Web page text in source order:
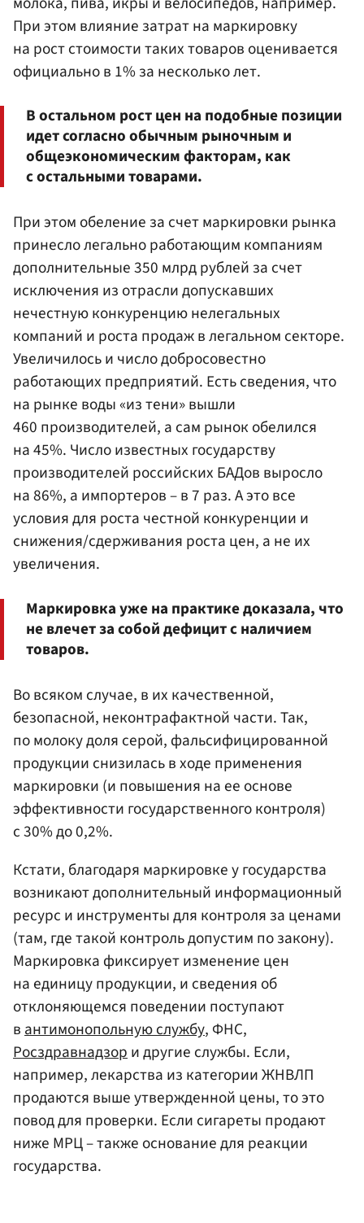
При этом влияние затрат на маркировку
на рост стоимости таких товаров оценивается
официально в 1% за несколько лет.
В остальном рост цен на подобные позиции
идет согласно обычным рыночным и
общеэкономическим факторам, как
с остальными товарами.
При этом обеление за счет маркировки рынка
принесло легально работающим компаниям
дополнительные 350 млрд рублей за счет
исключения из отрасли допускавших
нечестную конкуренцию нелегальных
компаний и роста продаж в легальном секторе.
Увеличилось и число добросовестно
работающих предприятий. Есть сведения, что
на рынке воды «из тени» вышли
460 производителей, а сам рынок обелился
на 45%. Число известных государству
производителей российских БАДов выросло
на 86%, а импортеров – в 7 раз. А это все
условия для роста честной конкуренции и
снижения/сдерживания роста цен, а не их
увеличения.
Маркировка уже на практике доказала, что
не влечет за собой дефицит с наличием
товаров.
Во всяком случае, в их качественной,
безопасной, неконтрафактной части. Так,
по молоку доля серой, фальсифицированной
продукции снизилась в ходе применения
маркировки (и повышения на ее основе
эффективности государственного контроля)
с 30% до 0,2%.
Кстати, благодаря маркировке у государства
возникают дополнительный информационный
ресурс и инструменты для контроля за ценами
(там, где такой контроль допустим по закону).
Маркировка фиксирует изменение цен
на единицу продукции, и сведения об
отклоняющемся поведении поступают
вантимонопольную службу, ФНС,
Росздравнадзори другие службы. Если,
например, лекарства из категории ЖНВЛП
продаются выше утвержденной цены, то это
повод для проверки. Если сигареты продают
ниже МРЦ – также основание для реакции
государства.